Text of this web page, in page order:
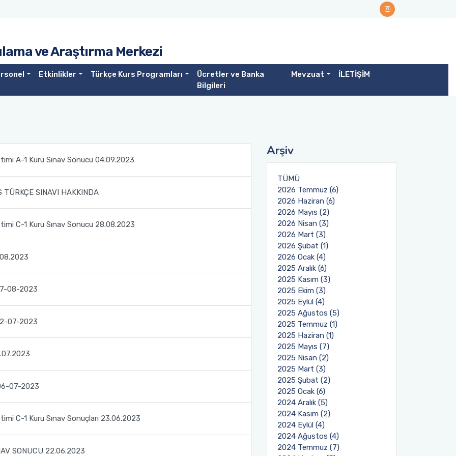
ve Araştırma Merkezi
Etkinlikler Türkçe Kurs Programları
Ücretler ve Banka
Bilgileri
Mevzuat İLETİŞİM
A-1 Kuru Sınav Sonucu 04.09.2023
SINAVI HAKKINDA
C-1 Kuru Sınav Sonucu 28.08.2023
08-2023
07-2023
07-2023
C-1 Kuru Sınav Sonuçları 23.06.2023
SONUCU 22.06.2023
Arşiv
TÜMÜ
2026 Temmuz (6)
2026 Haziran (6)
2026 Mayıs (2)
2026 Nisan (3)
2026 Mart (3)
2026 Şubat (1)
2026 Ocak (4)
2025 Aralık (6)
2025 Kasım (3)
2025 Ekim (3)
2025 Eylül (4)
2025 Ağustos (5)
2025 Temmuz (1)
2025 Haziran (1)
2025 Mayıs (7)
2025 Nisan (2)
2025 Mart (3)
2025 Şubat (2)
2025 Ocak (6)
2024 Aralık (5)
2024 Kasım (2)
2024 Eylül (4)
2024 Ağustos (4)
2024 Temmuz (7)